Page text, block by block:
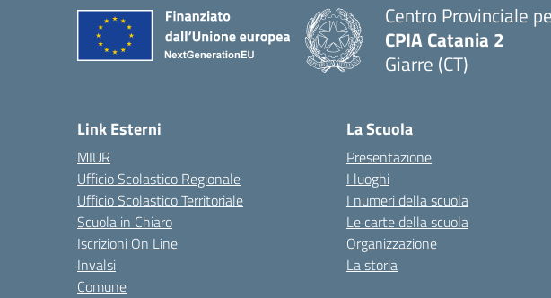
Centro Provinciale
CPIA Catania 2
Giarre (CT)
Link Esterni
MIUR
Ufficio Scolastico Regionale
Ufficio Scolastico Territoriale
Scuola in Chiaro
Iscrizioni On Line
Invalsi
Comune
La Scuola
Presentazione
I luoghi
I numeri della scuola
Le carte della scuola
Organizzazione
La storia